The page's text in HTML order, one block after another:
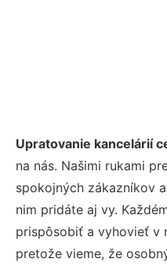
Upratovanie kancelárií
na nás. Našimi rukami
spokojných zákazníkov
nim pridáte aj vy.
prispôsobiť a vyhovieť v
pretože vieme, že